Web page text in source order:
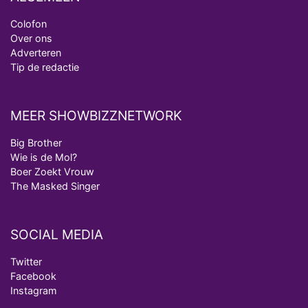
Colofon
Over ons
Adverteren
Tip de redactie
MEER SHOWBIZZNETWORK
Big Brother
Wie is de Mol?
Boer Zoekt Vrouw
The Masked Singer
SOCIAL MEDIA
Twitter
Facebook
Instagram